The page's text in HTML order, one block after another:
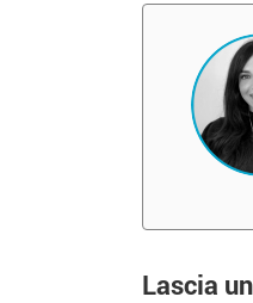
Lascia